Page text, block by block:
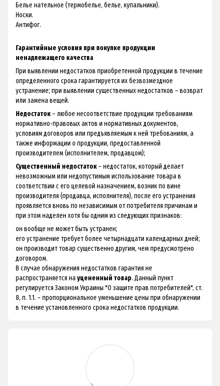
Белье нательное (термобелье, белье, купальники).
Носки.
Антифог.
Гарантийные условия при покупке продукции
ненадлежащего качества
При выявлении недостатков приобретенной продукции в течение
определенного срока гарантируется их безвозмездное
устранение; при выявлении существенных недостатков – возврат
или замена вещей.
Недостаток – любое несоответствие продукции требованиям
нормативно-правовых актов и нормативных документов,
условиям договоров или предъявляемым к ней требованиям, а
также информации о продукции, предоставленной
производителем (исполнителем, продавцом);
Существенный недостаток – недостаток, который делает
невозможным или недопустимым использование товара в
соответствии с его целевой назначением, возник по вине
производителя (продавца, исполнителя), после его устранения
проявляется вновь по независимым от потребителя причинам и
при этом наделен хотя бы одним из следующих признаков:
он вообще не может быть устранен;
его устранение требует более четырнадцати календарных дней;
он производит товар существенно другим, чем предусмотрено
договором.
В случае обнаружения недостатков гарантия не
распространяется науцененный товар. Данный пункт
регулируется Законом Украины "О защите прав потребителей", ст.
8, п. 1.1. – пропорциональное уменьшение цены при обнаружении
в течение установленного срока недостатков продукции.